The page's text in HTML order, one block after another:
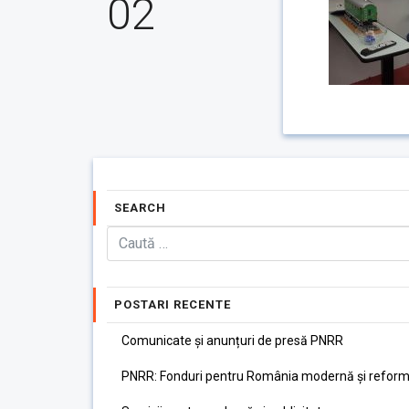
02
SEARCH
POSTARI RECENTE
Comunicate și anunțuri de presă PNRR
PNRR: Fonduri pentru România modernă și